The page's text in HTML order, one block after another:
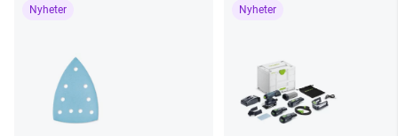
Nyheter Nyheter